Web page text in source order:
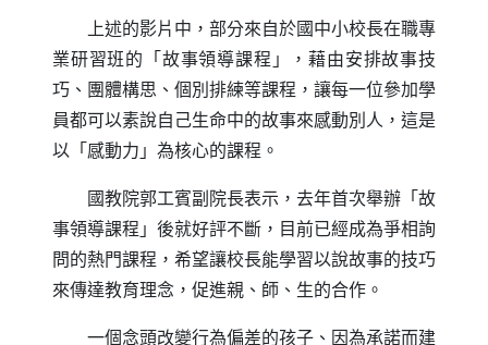
上述的影片中，部分來自於國中小校長在職專
業研習班的「故事領導課程」，藉由安排故事技
巧、團體構思、個別排練等課程，讓每一位參加學
員都可以素說自己生命中的故事來感動別人，這是
以「感動力」為核心的課程。
國教院郭工賓副院長表示，去年首次舉辦「故
事領導課程」後就好評不斷，目前已經成為爭相詢
問的熱門課程，希望讓校長能學習以說故事的技巧
來傳達教育理念，促進親、師、生的合作。
一個念頭改變行為偏差的孩子、因為承諾而建